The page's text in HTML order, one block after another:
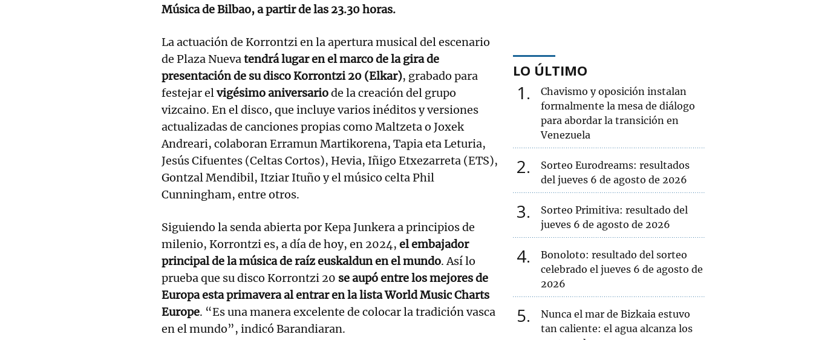
Música de Bilbao, a partir de las 23.30 horas.
La actuación de Korrontzi en la apertura musical del escenario
de Plaza Nuevatendrá lugar en el marco de la gira de
presentación de su disco Korrontzi 20 (Elkar), grabado para
festejar elvigésimo aniversariode la creación del grupo
vizcaino. En el disco, que incluye varios inéditos y versiones
actualizadas de canciones propias como Maltzeta o Joxek
Andreari, colaboran Erramun Martikorena, Tapia eta Leturia,
Jesús Cifuentes (Celtas Cortos), Hevia, Iñigo Etxezarreta (ETS),
Gontzal Mendibil, Itziar Ituño y el músico celta Phil
Cunningham, entre otros.
Siguiendo la senda abierta por Kepa Junkera a principios de
milenio, Korrontzi es, a día de hoy, en 2024, el embajador
principal de la música de raíz euskaldun en el mundo. Así lo
prueba que su disco Korrontzi 20 se aupó entre los mejores de
Europa esta primavera al entrar en la lista World Music Charts
Europe. “Es una manera excelente de colocar la tradición vasca
en el mundo”, indicó Barandiaran.
LO ÚLTIMO
1
Chavismo y oposición instalan
formalmente la mesa de diálogo
para abordar la transición en
Venezuela
2
Sorteo Eurodreams: resultados
del jueves 6 de agosto de 2026
3
Sorteo Primitiva: resultado del
jueves 6 de agosto de 2026
4
Bonoloto: resultado del sorteo
celebrado el jueves 6 de agosto de
2026
5
Nunca el mar de Bizkaia estuvo
tan caliente: el agua alcanza los